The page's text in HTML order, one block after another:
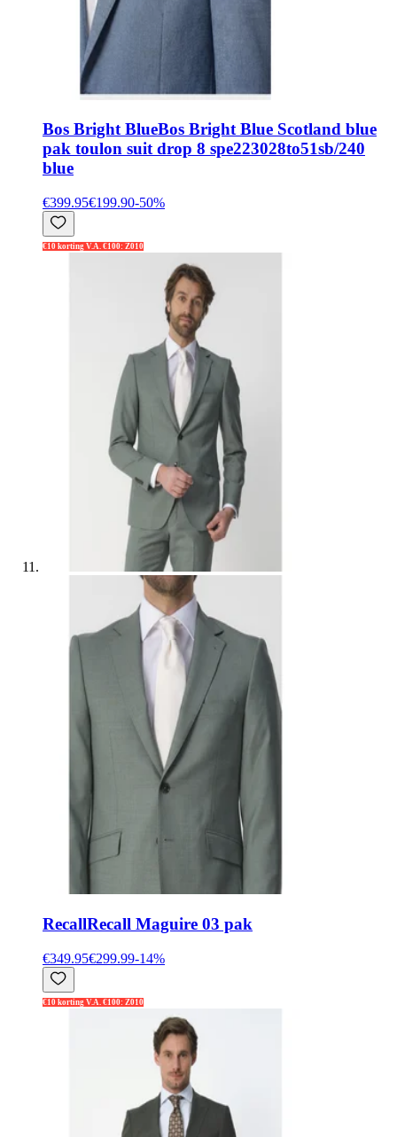
Bos Bright BlueBos Bright Blue Scotland blue
pak toulon suit drop 8 spe223028to51sb/240
blue
€399.95€199.90-50%
€10 korting V.A. €100: Z010
RecallRecall Maguire 03 pak
€349.95€299.99-14%
€10 korting V.A. €100: Z010